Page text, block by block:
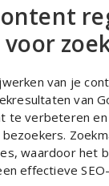
van je
van
te verbeteren
waardoor het
effectieve